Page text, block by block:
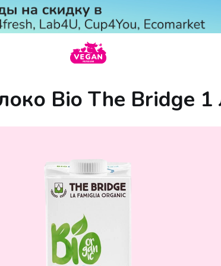
Bio The Bridge 1